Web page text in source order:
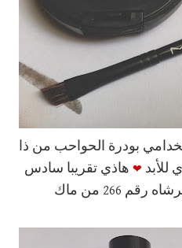
بودرة الحواحب من ذا
❤ هاذي تقريبا سادس
266 من ماك